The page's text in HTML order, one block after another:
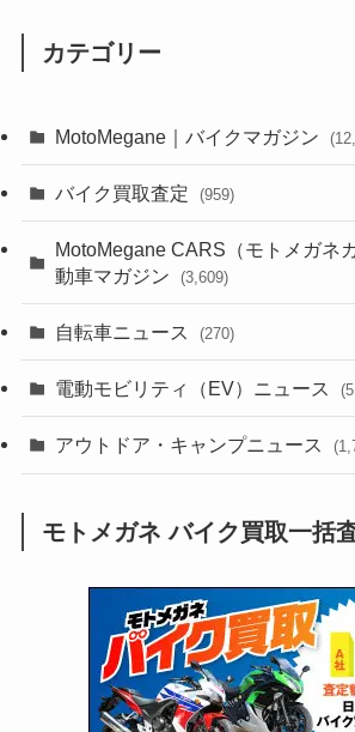
カテゴリー
MotoMegane｜バイクマガジン
(44)
(640)
(118)
(60)
(31)
(51)
(34)
(5)
(252)
(38)
(24)
(16)
(25)
(24)
(249)
(64)
(16)
(62)
(4)
(306)
(6,958)
(2,474)
(249)
(1,226)
(12)
(131)
(38)
(167)
(85)
(171)
(66)
(16)
(141)
(255)
(1,143)
(166)
(23)
(33)
(415)
(16)
バイク買取査定 (959)
MotoMegane CARS（モトメガネ
動車マガジン
(3,609)
(187)
(137)
(75)
(2,744)
(126)
(170)
自転車ニュース (270)
(54)
(211)
電動モビリティ（EV）ニュース
(132)
(171)
アウトドア・キャンプニュース
(1,605)
(147)
(13)
モトメガネ バイク買取一括